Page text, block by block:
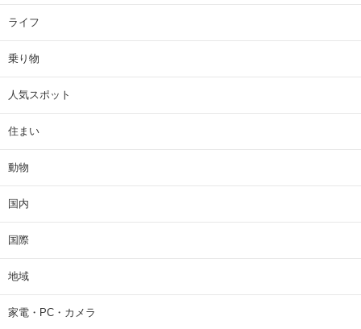
ライフ
乗り物
人気スポット
住まい
動物
国内
国際
地域
家電・PC・カメラ